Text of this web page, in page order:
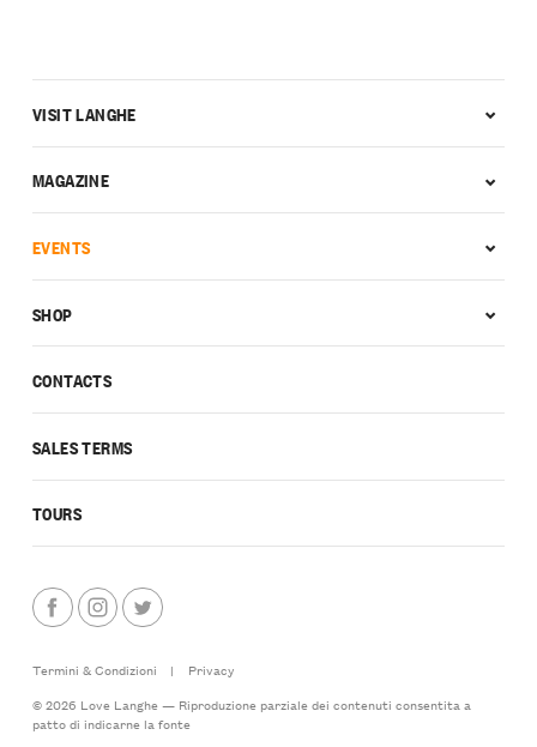
CONTACTS
SALES TERMS
TOURS
VISIT LANGHE
MAGAZINE
EVENTS
SHOP
Termini & Condizioni |
Privacy
© 2026 Love Langhe — Riproduzione parziale dei contenuti consentita a
patto di indicarne la fonte